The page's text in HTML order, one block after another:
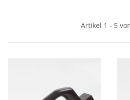
Artikel 1 - 5